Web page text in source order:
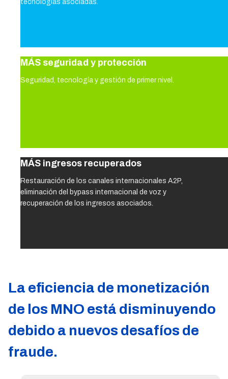
tecnologías asociadas.
MÁS seguridad y protección
Seguridad, tecnología y gestión de primer nivel.
MÁS ingresos recuperados
Restauración de los canales internacionales A2P,
eliminación del bypass internacional de voz y
recuperación de los ingresos asociados.
La eficiencia de monetización
de los MNO está disminuyendo
debido a nuevos desafíos de
fraude.